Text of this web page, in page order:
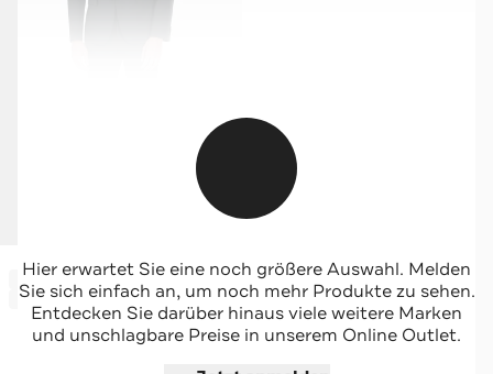
J.LINDEBERG
Stretch-Anzug 'Hopper' slim
-57%*
Sale
Jetzt shoppen
Hier erwartet Sie eine noch größere Auswahl. Melden
Sie sich einfach an, um noch mehr Produkte zu sehen.
Entdecken Sie darüber hinaus viele weitere Marken
und unschlagbare Preise in unserem Online Outlet.